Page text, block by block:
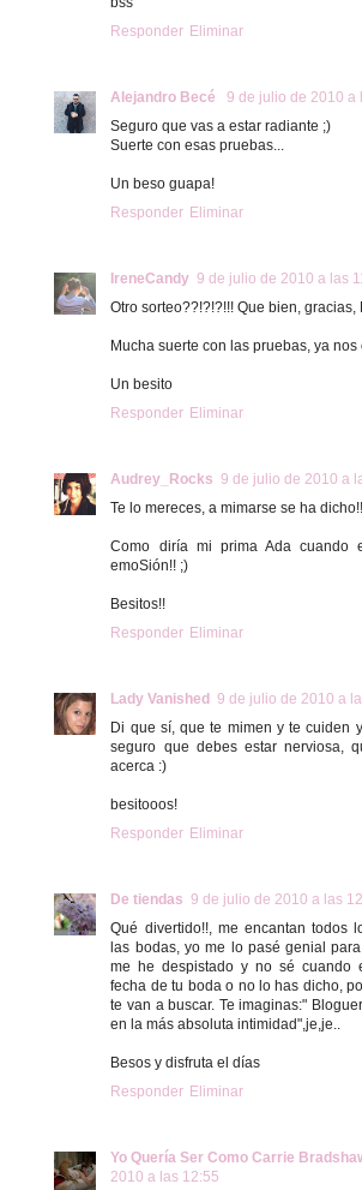
Responder Eliminar
Alejandro Becé
9 de julio de 2010 a
Seguro que vas a estar radiante ;)
Suerte con esas pruebas...
Un beso guapa!
Responder Eliminar
IreneCandy 9 de julio de 2010 a las
Otro sorteo??!?!?!!! Que bien, gracias,
Mucha suerte con las pruebas, ya nos
Un besito
Responder Eliminar
Audrey_Rocks 9 de julio de 2010 a
Te lo mereces, a mimarse se ha
Como diría mi prima Ada cuando
emoSión!! ;)
Besitos!!
Responder Eliminar
Lady Vanished 9 de julio de 2010 a
Di que sí, que te mimen y te cuiden
seguro que debes estar nerviosa,
acerca :)
besitooos!
Responder Eliminar
De tiendas 9 de julio de 2010 a las
Qué divertido!!, me encantan todos
las bodas, yo me lo pasé genial
me he despistado y no sé cuando
fecha de tu boda o no lo has dicho,
te van a buscar. Te imaginas:"
en la más absoluta intimidad",je,je..
Besos y disfruta el días
Responder Eliminar
Yo Quería Ser Como Carrie
2010 a las 12:55